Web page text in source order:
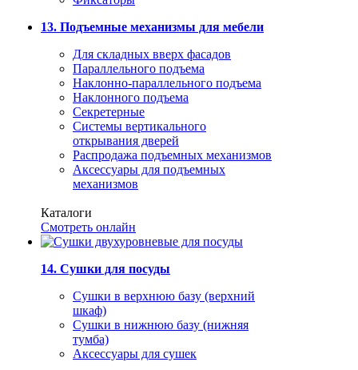
13. Подъемные механизмы для мебели
Для складных вверх фасадов
Параллельного подъема
Наклонно-параллельного подъема
Наклонного подъема
Секретерные
Системы вертикального
открывания дверей
Распродажа подъемных механизмов
Аксессуары для подъемных
механизмов
Каталоги
Смотреть онлайн
14. Сушки для посуды
Сушки в верхнюю базу (верхний
шкаф)
Сушки в нижнюю базу (нижняя
тумба)
Аксессуары для сушек